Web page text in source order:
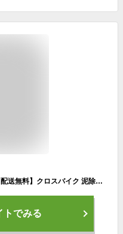
【完成品出荷 / 置き配可能 / 東京神奈川配送無料】クロスバイク 泥除け・ライト・カギプレゼント 軽量 自転車 700×28C シマノ21段変速 スポーツバイク ネクスタイル NEXTYLE NX-7021-CR 初心者 おしゃれ 女性 男性 通勤 通学 自転車本体
トでみる